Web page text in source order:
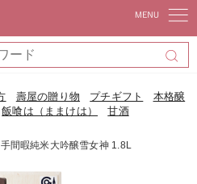
壽屋の贈り物 プチギフト
本格醸
飯喰は（ままけは） 甘酒
間暇純米大吟醸雪女神 1.8L